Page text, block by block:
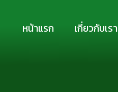
หน้าแรก เกี่ยวกับเรา